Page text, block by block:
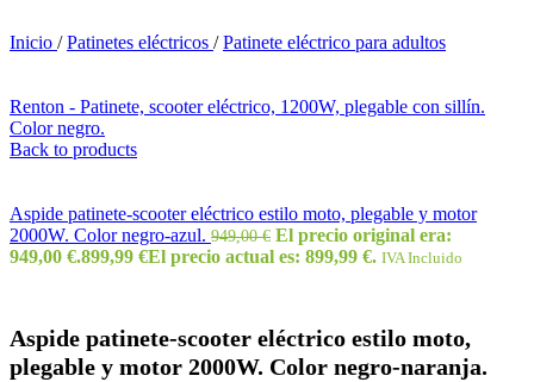
Inicio / Patinetes eléctricos / Patinete eléctrico para adultos
Renton - Patinete, scooter eléctrico, 1200W, plegable con sillín.
Color negro.
Back to products
Aspide patinete-scooter eléctrico estilo moto, plegable y motor
2000W. Color negro-azul. 949,00€ El precio original era:
949,00 €.899,99 €El precio actual es: 899,99 €. IVA Incluido
Aspide patinete-scooter eléctrico estilo moto,
plegable y motor 2000W. Color negro-naranja.